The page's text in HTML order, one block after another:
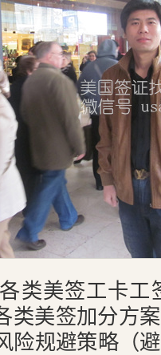
类美签工卡工
类美签加分方
险规避策略（